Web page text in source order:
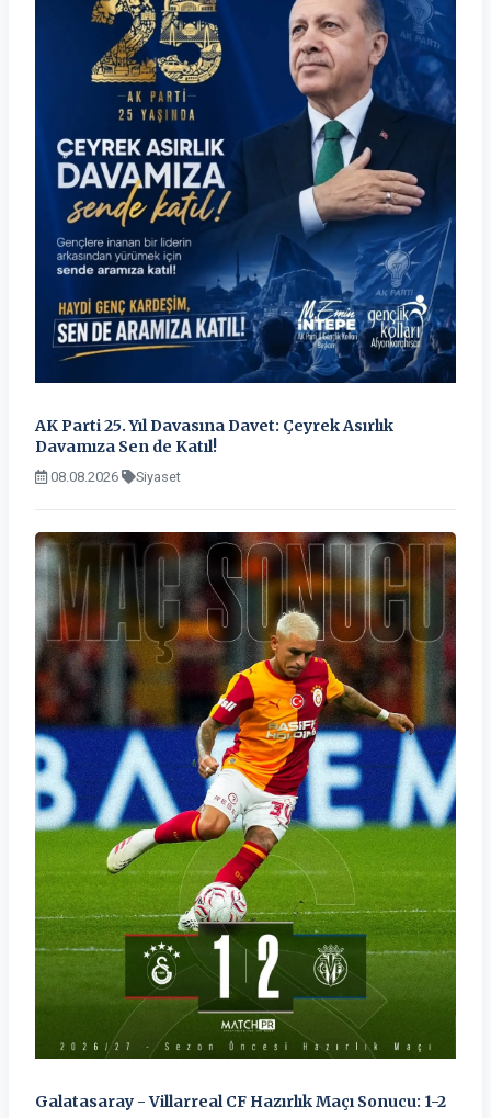
AK Parti 25. Yıl Davasına Davet: Çeyrek Asırlık
Davamıza Sen de Katıl!
08.08.2026 Siyaset
Galatasaray - Villarreal CF Hazırlık Maçı Sonucu: 1-2